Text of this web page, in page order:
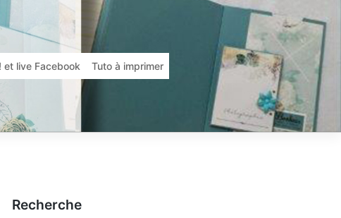
live Facebook Tuto à imprimer
Recherche